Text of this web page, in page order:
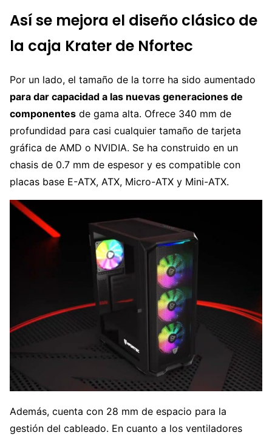
Así se mejora el diseño clásico de
la caja Krater de Nfortec
Por un lado, el tamaño de la torre ha sido aumentado
para dar capacidad a las nuevas generaciones de
componentes de gama alta. Ofrece 340 mm de
profundidad para casi cualquier tamaño de tarjeta
gráfica de AMD o NVIDIA. Se ha construido en un
chasis de 0.7 mm de espesor y es compatible con
placas base E-ATX, ATX, Micro-ATX y Mini-ATX.
Además, cuenta con 28 mm de espacio para la
gestión del cableado. En cuanto a los ventiladores